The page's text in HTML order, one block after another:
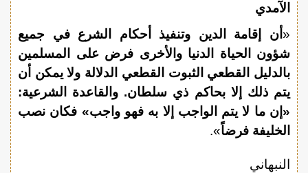
الآمدي
« أن إقامة الدين وتنفيذ أحكام الشرع في جميع
شؤون الحياة الدنيا والأخرى فرض على المسلمين
بالدليل القطعي الثبوت القطعي الدلالة ولا يمكن أن
يتم ذلك إلا بحاكم ذي سلطان. والقاعدة الشرعية:
«إن ما لا يتم الواجب إلا به فهو واجب» فكان نصب
الخليفة فرضاً».
النبهاني